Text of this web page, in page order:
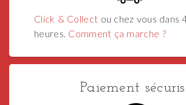
Click & Collect ou chez vous dans
heures. Comment ça marche ?
Paiement